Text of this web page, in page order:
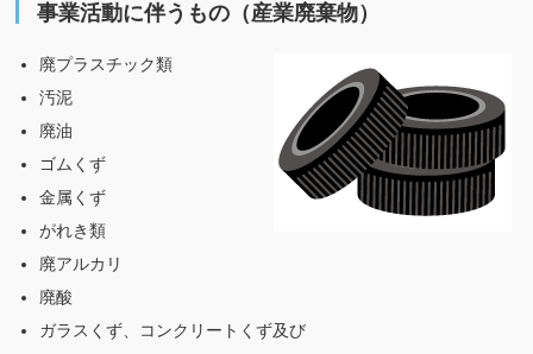
事業活動に伴うもの（産業廃棄物）
廃プラスチック類
汚泥
廃油
ゴムくず
金属くず
がれき類
廃アルカリ
廃酸
ガラスくず、コンクリートくず及び